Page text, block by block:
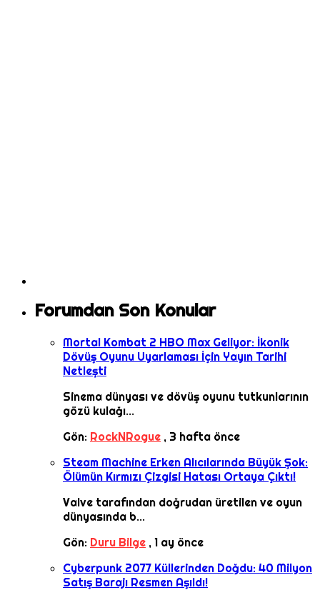
Forumdan Son Konular
Mortal Kombat 2 HBO Max Geliyor: İkonik
Dövüş Oyunu Uyarlaması İçin Yayın Tarihi
Netleşti
Sinema dünyası ve dövüş oyunu tutkunlarının
gözü kulağı...
Gön: RockNRogue , 3 hafta önce
Steam Machine Erken Alıcılarında Büyük Şok:
Ölümün Kırmızı Çizgisi Hatası Ortaya Çıktı!
Valve tarafından doğrudan üretilen ve oyun
dünyasında b...
Gön: Duru Bilge , 1 ay önce
Cyberpunk 2077 Küllerinden Doğdu: 40 Milyon
Satış Barajı Resmen Aşıldı!